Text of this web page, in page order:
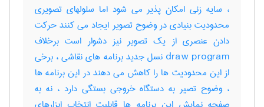
، سایه زنی امکان پذیر می شود اما سلولهای تصویری
محدودیت بنیادی در وضوح تصویر ایجاد می کنند حرکت
دادن عنصری از یک تصویر نیز دشوار است برخلاف
draw program نسل جدید برنامه های نقاشی ، برخی
از این محدودیت ها را کاهش می دهند در این برنامه ها
، وضوح تصیر به دستگاه خروجی بستگی دارد ، نه به